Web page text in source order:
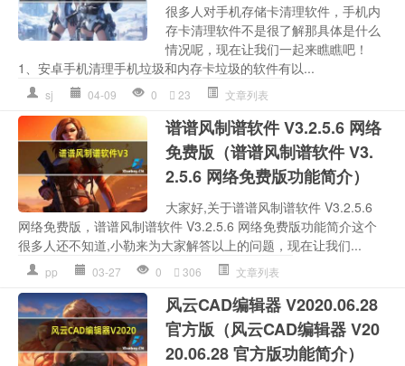
很多人对手机存储卡清理软件，手机内
存卡清理软件不是很了解那具体是什么
情况呢，现在让我们一起来瞧瞧吧！
1、安卓手机清理手机垃圾和内存卡垃圾的软件有以...
sj 04-09 0 23 文章列表
谱谱风制谱软件 V3.2.5.6 网络
免费版（谱谱风制谱软件 V3.
2.5.6 网络免费版功能简介）
大家好,关于谱谱风制谱软件 V3.2.5.6
网络免费版，谱谱风制谱软件 V3.2.5.6 网络免费版功能简介这个
很多人还不知道,小勒来为大家解答以上的问题，现在让我们...
pp 03-27 0 306 文章列表
风云CAD编辑器 V2020.06.28
官方版（风云CAD编辑器 V20
20.06.28 官方版功能简介）